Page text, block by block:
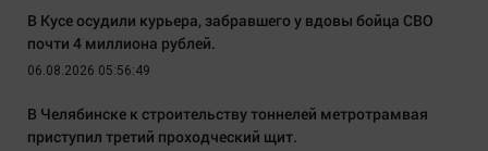
В Кусе осудили курьера, забравшего у вдовы бойца СВО
почти 4 миллиона рублей.
06.08.2026 05:56:49
В Челябинске к строительству тоннелей метротрамвая
приступил третий проходческий щит.